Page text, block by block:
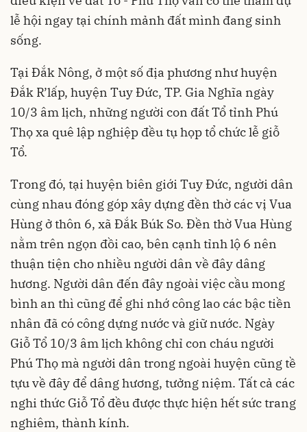
lễ hội ngay tại chính mảnh đất mình đang sinh
sống.
Tại Đắk Nông, ở một số địa phương như huyện
Đắk R’lấp, huyện Tuy Đức, TP. Gia Nghĩa ngày
10/3 âm lịch, những người con đất Tổ tỉnh Phú
Thọ xa quê lập nghiệp đều tụ họp tổ chức lễ giỗ
Tổ.
Trong đó, tại huyện biên giới Tuy Đức, người dân
cùng nhau đóng góp xây dựng đền thờ các vị Vua
Hùng ở thôn 6, xã Đắk Búk So. Đền thờ Vua Hùng
nằm trên ngọn đồi cao, bên cạnh tỉnh lộ 6 nên
thuận tiện cho nhiều người dân về đây dâng
hương. Người dân đến đây ngoài việc cầu mong
bình an thì cũng để ghi nhớ công lao các bậc tiền
nhân đã có công dựng nước và giữ nước. Ngày
Giỗ Tổ 10/3 âm lịch không chỉ con cháu người
Phú Thọ mà người dân trong ngoài huyện cũng tề
tựu về đây để dâng hương, tưởng niệm. Tất cả các
nghi thức Giỗ Tổ đều được thực hiện hết sức trang
nghiêm, thành kính.